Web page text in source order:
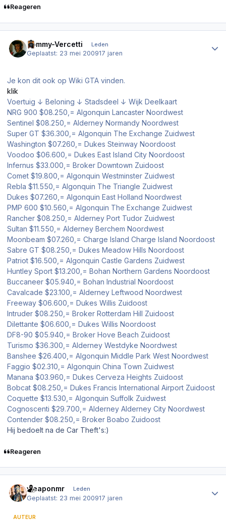
Reageren
Tommy-Vercetti Leden
Geplaatst: 23 mei 200917 jaren
Je kon dit ook op Wiki GTA vinden.
klik
Voertuig ↓ Beloning ↓ Stadsdeel ↓ Wijk Deelkaart
NRG 900 $08.250,= Algonquin Lancaster Noordwest
Sentinel $08.250,= Alderney Normandy Noordwest
Super GT $36.300,= Algonquin The Exchange Zuidwest
Washington $07.260,= Dukes Steinway Noordoost
Voodoo $06.600,= Dukes East Island City Noordoost
Infernus $33.000,= Broker Downtown Zuidoost
Comet $19.800,= Algonquin Westminster Zuidwest
Rebla $11.550,= Algonquin The Triangle Zuidwest
Dukes $07.260,= Algonquin East Holland Noordwest
PMP 600 $10.560,= Algonquin The Exchange Zuidwest
Rancher $08.250,= Alderney Port Tudor Zuidwest
Sultan $11.550,= Alderney Berchem Noordwest
Moonbeam $07.260,= Charge Island Charge Island Noordoost
Sabre GT $08.250,= Dukes Meadow Hills Noordoost
Patriot $16.500,= Algonquin Castle Gardens Zuidwest
Huntley Sport $13.200,= Bohan Northern Gardens Noordoost
Buccaneer $05.940,= Bohan Industrial Noordoost
Cavalcade $23.100,= Alderney Leftwood Noordwest
Freeway $06.600,= Dukes Willis Zuidoost
Intruder $08.250,= Broker Rotterdam Hill Zuidoost
Dilettante $06.600,= Dukes Willis Noordoost
DF8-90 $05.940,= Broker Hove Beach Zuidoost
Turismo $36.300,= Alderney Westdyke Noordwest
Banshee $26.400,= Algonquin Middle Park West Noordwest
Faggio $02.310,= Algonquin China Town Zuidwest
Manana $03.960,= Dukes Cerveza Heights Zuidoost
Bobcat $08.250,= Dukes Francis International Airport Zuidoost
Coquette $13.530,= Algonquin Suffolk Zuidwest
Cognoscenti $29.700,= Alderney Alderney City Noordwest
Contender $08.250,= Broker Boabo Zuidoost
Hij bedoelt na de Car Theft's:)
Reageren
weaponmr Leden
Geplaatst: 23 mei 200917 jaren
AUTEUR